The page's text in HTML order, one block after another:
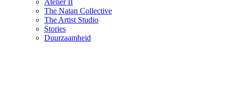
Atelier II
The Natan Collective
The Artist Studio
Stories
Duurzaamheid